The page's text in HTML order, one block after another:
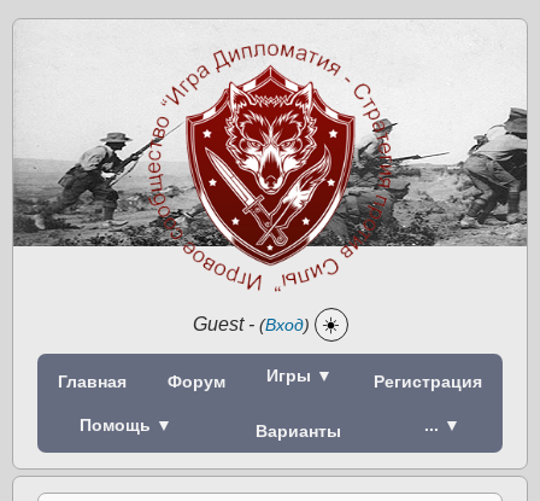
Guest- (Вход) ☀️
Главная Форум Игры ▼ Регистрация
Помощь ▼ Варианты ... ▼